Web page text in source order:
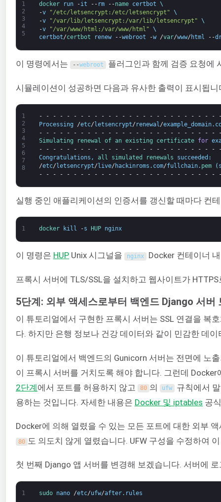
1
2
3
4
5
docker run -it -- rm --name certbot \
-v "/etc/letsencrypt:/etc/letsencrypt" \
-v "/var/lib/letsencrypt:/var/lib/letsencrypt" \
-v "/var/www/html:/var/www/html" \
certbot/certbot renew --webroot -w /var/www/ html --
이 명령에서는 --webroot 플러그인과 함께 검증 요청에
시뮬레이션이 성공하면 다음과 유사한 출력이 표시됩니
1
2
3
4
5
6
7
8
- - - - - - - - - - - - - - - - - - - - - - - - - -
Processing
/etc/letsencrypt/ renewal/example_domain.
-
- - - - - - - - - - - - - - - - - - - - - - - - -
Simulating
renewal of an existing certificate for
-
- - - - - - - - - - - - - - - - - - - - - - - - -
Congratulations , all simulated renewals succeeded :
/etc/letsencrypt/live/ hackinroms . com/fullchain. pem (
-
- - - - - - - - - - - - - - - - - - - - - - - - -
실행 중인 애플리케이션의 인증서를 갱신할 때마다 컨
1 docker kill -s HUP nginx
이 명령은 HUP Unix 시그널을 nginx Docker 컨테이너
프록시 서버에 TLS/SSL을 설치하고 웹사이트가
5단계: 외부 액세스로부터 백엔드 Django 서버
이 튜토리얼에서 구현한 프록시 서버는 SSL 연결을 복
다. 하지만 은행 정보나 건강 데이터와 같이 민감한 데
이 튜토리얼에서 백엔드의 Gunicorn 서버는 전면에 노
이 프록시 서버를 거치도록 해야 합니다. 그런데
2단계에서 포트를 허용하지 않고 80 의 ufw
규칙에서
용하는 것입니다. 자세한 내용은 Docker 및 iptables 공
Docker에 의해 열렸을 수 있는 모든 포트에 대한 외부
80 도 의도치 않게 열렸습니다. UFW 구성을 수정하여
첫 번째 Django 앱 서버를 변경해 보겠습니다. 서버에
1 sudo nano /etc/ufw/after. rules